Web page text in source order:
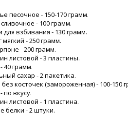
песочное - 150-170 грамм.
- 100 грамм.
для взбивания - 130 грамм.
мягкий - 250 грамм.
- 200 грамм.
листовой - 3 пластины.
40 грамм.
сахар - 2 пакетика.
косточек (замороженная) - 100-150
по вкусу.
листовой - 1 пластина.
белки - 2 штуки.